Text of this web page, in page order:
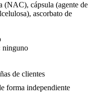
(NAC), cápsula (agente de
ascorbato de
ninguno
de clientes
forma independiente